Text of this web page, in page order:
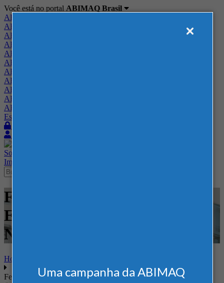
Uma campanha da ABIMAQ
Você está no portal ABIMAQ Brasil
ABIMAQ Brasil
ABIMAQ Minas Gerais
ABIMAQ Norte-Nordeste
ABIMAQ Paraná
ABIMAQ Piracicaba
ABIMAQ Ribeirão Preto
ABIMAQ Rio de Janeiro
ABIMAQ Rio Grande do Sul
ABIMAQ Santa Catarina
ABIMAQ São Paulo
ABIMAQ Vale do Paraíba
Escritório de Relações Governamentais
Sobre
Imprensa
Feiras - Centro de Feiras e
Eventos Festa da Uva - Feira
Nacional - Madeira
Home
Feiras